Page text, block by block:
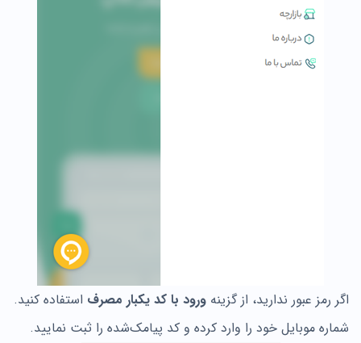
اگر رمز عبور ندارید، از گزینه ورود با کد یکبار مصرف استفاده کنید.
شماره موبایل خود را وارد کرده و کد پیامک‌شده را ثبت نمایید.